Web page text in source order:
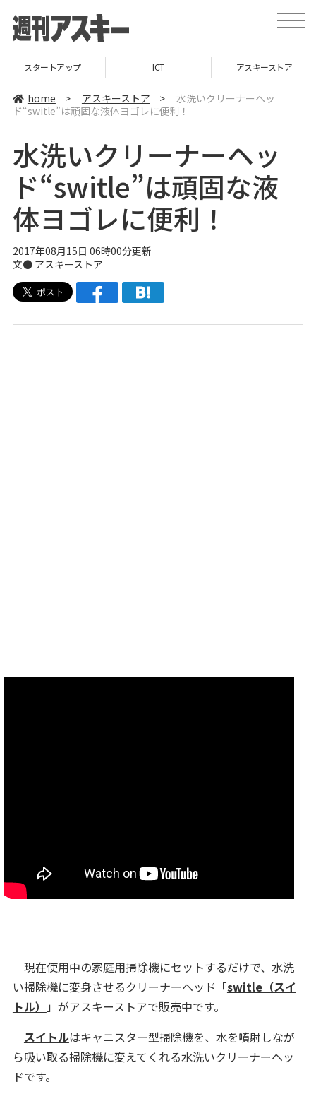
t
o
e
ICT アスキーストア インフォメーション
home > アスキーストア >
水洗いクリーナーヘッ
ド“switle”は頑固な液体ヨゴレに便利！
水洗いクリーナーヘッ
ド“switle”は頑固な液
体ヨゴレに便利！
2017年08月15日 06時00分更新
文● アスキーストア
現在使用中の家庭用掃除機にセットするだけで、水洗
い掃除機に変身させるクリーナーヘッド「switle（スイ
トル）
」がアスキーストアで販売中です。
スイトルはキャニスター型掃除機を、水を噴射しなが
ら吸い取る掃除機に変えてくれる水洗いクリーナーヘッ
ドです。